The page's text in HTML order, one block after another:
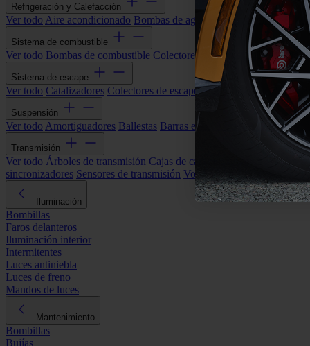
Refrigeración y Calefacción
Ver todo Aire acondicionado Bombas de agua Electroventiladores
Sistema de combustible
Ver todo Bombas de combustible Colectores de admisión Filtros de
Sistema de escape
Ver todo Catalizadores Colectores de escape Filtros de partículas
Suspensión
Ver todo Amortiguadores Ballestas Barras estabilizadoras Bieletas y
Transmisión
Ver todo Árboles de transmisión Cajas de cambios automáticas
sincronizadores Sensores de transmisión Volantes de motor
Iluminación
Bombillas
Faros delanteros
Iluminación interior
Intermitentes
Luces antiniebla
Luces de freno
Mandos de luces
Mantenimiento
Bombillas
Bujías